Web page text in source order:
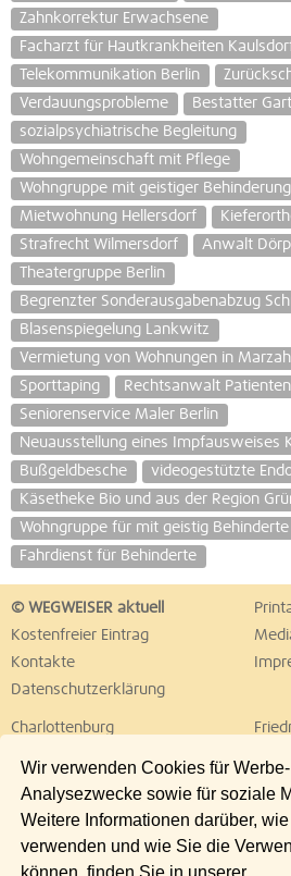
Wir verwenden Cookies für
Analysezwecke sowie für soziale
Weitere Informationen darüber,
verwenden und wie Sie die
können, finden Sie in unserer
Zahnkorrektur Erwachsene
Facharzt für Hautkrankheiten
Telekommunikation Berlin
Verdauungsprobleme
Bestatter
sozialpsychiatrische Begleitung
Wohngemeinschaft mit Pflege
Wohngruppe mit geistiger Behinderung
Mietwohnung Hellersdorf
Strafrecht Wilmersdorf
Anwalt
Theatergruppe Berlin
Begrenzter Sonderausgabenabzug
Blasenspiegelung Lankwitz
Vermietung von Wohnungen in
Sporttaping
Rechtsanwalt
Seniorenservice Maler Berlin
Neuausstellung eines Impfausweises
Bußgeldbesche
videogestützte
Käsetheke Bio und aus der Region
Wohngruppe für mit geistig Behinderte
Fahrdienst für Behinderte
© WEGWEISER aktuell
Kostenfreier Eintrag
Kontakte
Datenschutzerklärung
Charlottenburg
Lichtenberg
Pankow